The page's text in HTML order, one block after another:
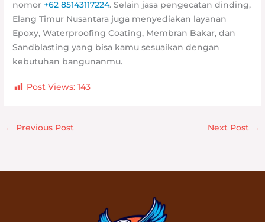
nomor +62 85143117224. Selain jasa pengecatan dinding,
Elang Timur Nusantara juga menyediakan layanan
Epoxy, Waterproofing Coating, Membran Bakar, dan
Sandblasting yang bisa kamu sesuaikan dengan
kebutuhan bangunanmu.
Post Views: 143
← Previous Post Next Post →